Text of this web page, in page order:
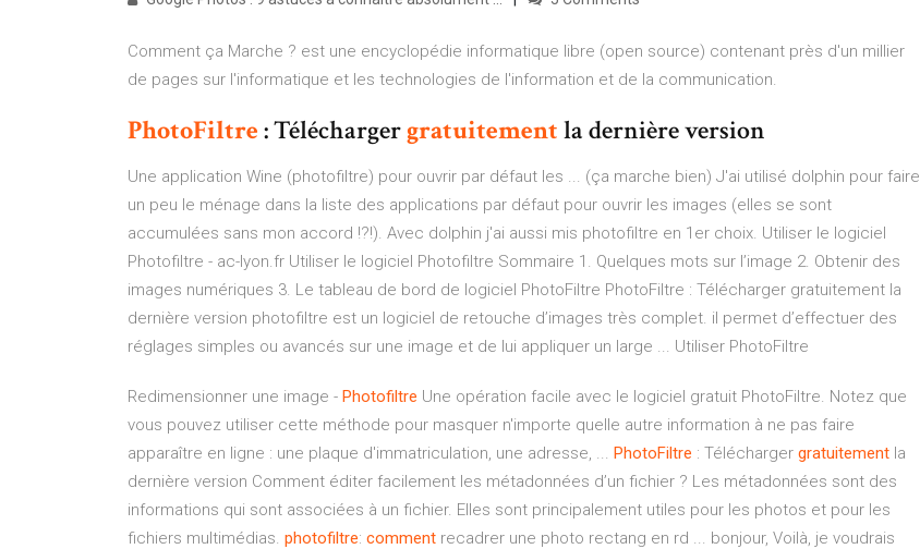
Comment ça Marche ? est une encyclopédie informatique libre (open source) contenant près d'un millier
de pages sur l'informatique et les technologies de l'information et de la communication.
PhotoFiltre: Téléchargergratuitementla dernière version
Une application Wine (photofiltre) pour ouvrir par défaut les ... (ça marche bien) J'ai utilisé dolphin pour faire
un peu le ménage dans la liste des applications par défaut pour ouvrir les images (elles se sont
accumulées sans mon accord !?!). Avec dolphin j'ai aussi mis photofiltre en 1er choix. Utiliser le logiciel
Photofiltre - ac-lyon.fr Utiliser le logiciel Photofiltre Sommaire 1. Quelques mots sur l’image 2. Obtenir des
images numériques 3. Le tableau de bord de logiciel PhotoFiltre PhotoFiltre : Télécharger gratuitement la
dernière version photofiltre est un logiciel de retouche d’images très complet. il permet d’effectuer des
réglages simples ou avancés sur une image et de lui appliquer un large ... Utiliser PhotoFiltre
Redimensionner une image - Photofiltre Une opération facile avec le logiciel gratuit PhotoFiltre. Notez que
vous pouvez utiliser cette méthode pour masquer n'importe quelle autre information à ne pas faire
apparaître en ligne : une plaque d'immatriculation, une adresse, ... PhotoFiltre : Télécharger gratuitement la
dernière version Comment éditer facilement les métadonnées d’un fichier ? Les métadonnées sont des
informations qui sont associées à un fichier. Elles sont principalement utiles pour les photos et pour les
fichiers multimédias. photofiltre: comment recadrer une photo rectang en rd ... bonjour, Voilà, je voudrais